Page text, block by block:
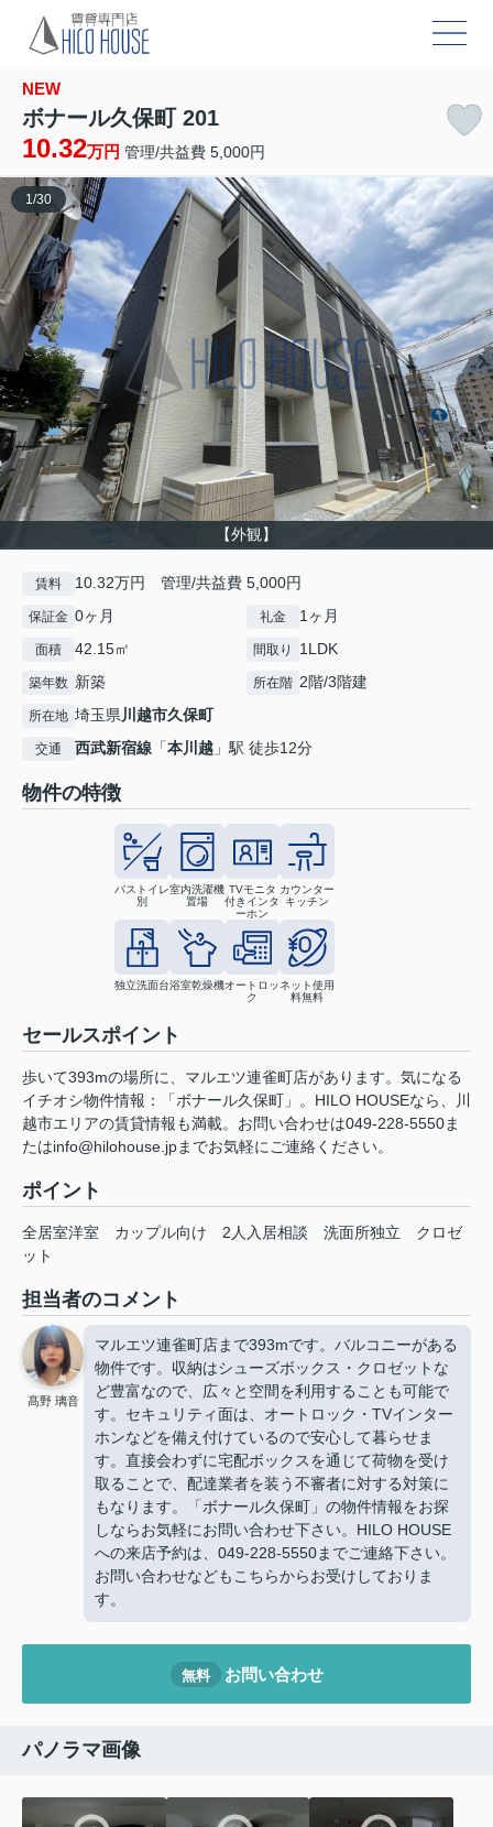
NEW
ボナール久保町 201
10.32万円 管理/共益費 5,000円
【外観】
1 /30
賃料 10.32万円 管理/共益費 5,000円
保証金 0ヶ月 礼金 1ヶ月
面積 42.15㎡ 間取り 1LDK
築年数 新築 所在階 2階/3階建
所在地 埼玉県川越市久保町
交通 西武新宿線 「本川越 」駅 徒歩12分
物件の特徴
バストイレ
別
室内洗濯機
置場
TVモニタ
付きインタ
ーホン
カウンター
キッチン
独立洗面台浴室乾燥機オートロッ
ク
ネット使用
料無料
セールスポイント
歩いて393mの場所に、マルエツ連雀町店があります。気になる
イチオシ物件情報：「ボナール久保町」。HILO HOUSEなら、川
越市エリアの賃貸情報も満載。お問い合わせは049-228-5550ま
たはinfo@hilohouse.jpまでお気軽にご連絡ください。
ポイント
全居室洋室 カップル向け 2人入居相談 洗面所独立
クロゼ
ット
担当者のコメント
髙野 璃音
マルエツ連雀町店まで393mです。バルコニーがある
物件です。収納はシューズボックス・クロゼットな
ど豊富なので、広々と空間を利用することも可能で
す。セキュリティ面は、オートロック・TVインター
ホンなどを備え付けているので安心して暮らせま
す。直接会わずに宅配ボックスを通じて荷物を受け
取ることで、配達業者を装う不審者に対する対策に
もなります。「ボナール久保町」の物件情報をお探
しならお気軽にお問い合わせ下さい。HILO HOUSE
への来店予約は、049-228-5550までご連絡下さい。
お問い合わせなどもこちらからお受けしておりま
す。
無料 お問い合わせ
パノラマ画像